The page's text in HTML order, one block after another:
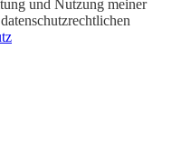
und Nutzung meiner